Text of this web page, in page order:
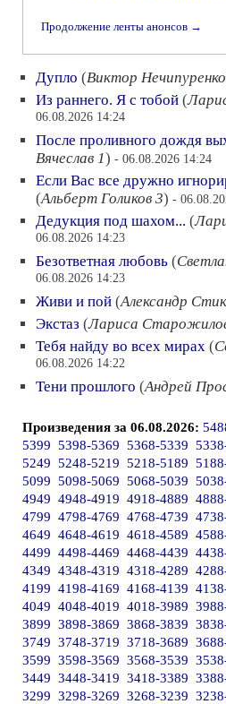
Продолжение ленты анонсов →
Дупло (Виктор Нечипуренко
Из раннего. Я с тобой (
06.08.2026 14:24
После проливного дождя
Вячеслав 1) - 06.08.2026 14:24
Если Вас все дружно
(Альберт Голиков 3) -
Дедукция под шахом... (
06.08.2026 14:23
Безответная любовь (
06.08.2026 14:23
Живи и пой (Александр
Экстаз (Лариса
Тебя найду во всех мирах (
06.08.2026 14:22
Тени прошлого (Андрей
Произведения за 06.08.2026:
5399 5398-5369 5368-5339
5249 5248-5219 5218-5189
5099 5098-5069 5068-5039
4949 4948-4919 4918-4889
4799 4798-4769 4768-4739
4649 4648-4619 4618-4589
4499 4498-4469 4468-4439
4349 4348-4319 4318-4289
4199 4198-4169 4168-4139
4049 4048-4019 4018-3989
3899 3898-3869 3868-3839
3749 3748-3719 3718-3689
3599 3598-3569 3568-3539
3449 3448-3419 3418-3389
3299 3298-3269 3268-3239